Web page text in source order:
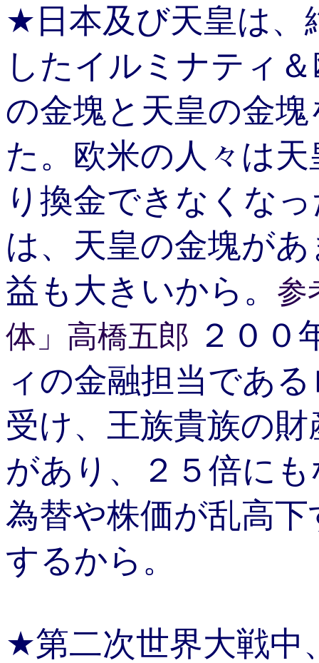
★日本及び天皇は、
したイルミナティ
の金塊と天皇の金
た。欧米の人々は
り換金できなくな
は、天皇の金塊が
益も大きいから。 参
体」高橋五郎 ２００
ィの金融担当であ
受け、王族貴族の
があり、２５倍に
為替や株価が乱高
するから。
★第二次世界大戦中